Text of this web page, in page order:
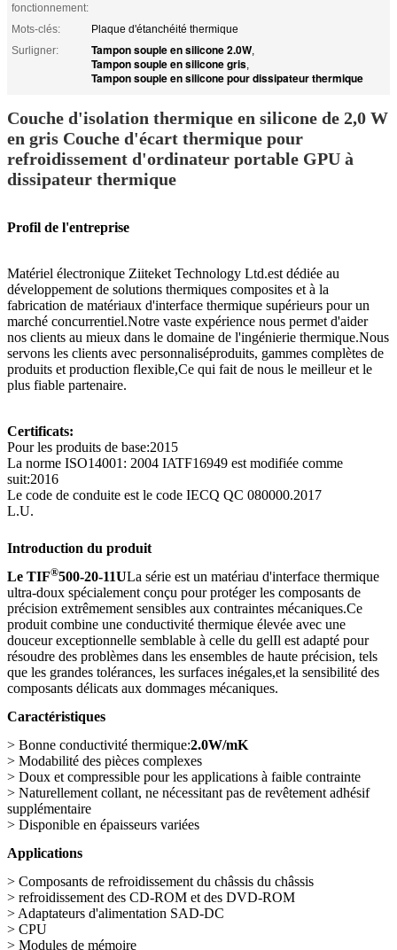
fonctionnement:
Mots-clés:
Plaque d'étanchéité thermique
Surligner:
Tampon souple en silicone 2.0W,
Tampon souple en silicone gris,
Tampon souple en silicone pour dissipateur thermique
Couche d'isolation thermique en silicone de 2,0 W
en gris Couche d'écart thermique pour
refroidissement d'ordinateur portable GPU à
dissipateur thermique
Profil de l'entreprise
Matériel électronique Ziiteket Technology Ltd.est dédiée au
développement de solutions thermiques composites et à la
fabrication de matériaux d'interface thermique supérieurs pour un
marché concurrentiel.Notre vaste expérience nous permet d'aider
nos clients au mieux dans le domaine de l'ingénierie thermique.Nous
servons les clients avec personnaliséproduits, gammes complètes de
produits et production flexible,Ce qui fait de nous le meilleur et le
plus fiable partenaire.
Certificats:
Pour les produits de base:2015
La norme ISO14001: 2004 IATF16949 est modifiée comme
suit:2016
Le code de conduite est le code IECQ QC 080000.2017
L.U.
Introduction du produit
Le TIF®500-20-11ULa série est un matériau d'interface thermique
ultra-doux spécialement conçu pour protéger les composants de
précision extrêmement sensibles aux contraintes mécaniques.Ce
produit combine une conductivité thermique élevée avec une
douceur exceptionnelle semblable à celle du gelIl est adapté pour
résoudre des problèmes dans les ensembles de haute précision, tels
que les grandes tolérances, les surfaces inégales,et la sensibilité des
composants délicats aux dommages mécaniques.
Caractéristiques
> Bonne conductivité thermique:2.0W/mK
> Modabilité des pièces complexes
> Doux et compressible pour les applications à faible contrainte
> Naturellement collant, ne nécessitant pas de revêtement adhésif
supplémentaire
> Disponible en épaisseurs variées
Applications
> Composants de refroidissement du châssis du châssis
> refroidissement des CD-ROM et des DVD-ROM
> Adaptateurs d'alimentation SAD-DC
> CPU
> Modules de mémoire